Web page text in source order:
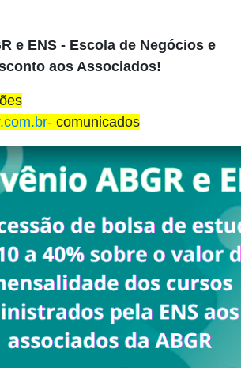
e ENS - Escola de Negócios e
aos Associados!
comunicados